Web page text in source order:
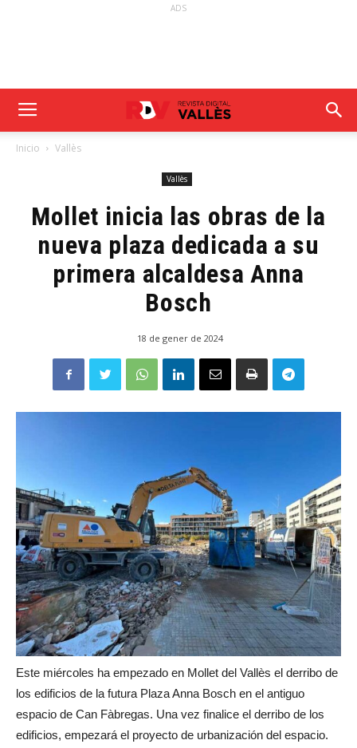
ADS
Inicio Vallès
Vallès
Mollet inicia las obras de la
nueva plaza dedicada a su
primera alcaldesa Anna
Bosch
18 de gener de 2024
Este miércoles ha empezado en Mollet del Vallès el derribo de
los edificios de la futura Plaza Anna Bosch en el antiguo
espacio de Can Fàbregas. Una vez finalice el derribo de los
edificios, empezará el proyecto de urbanización del espacio.